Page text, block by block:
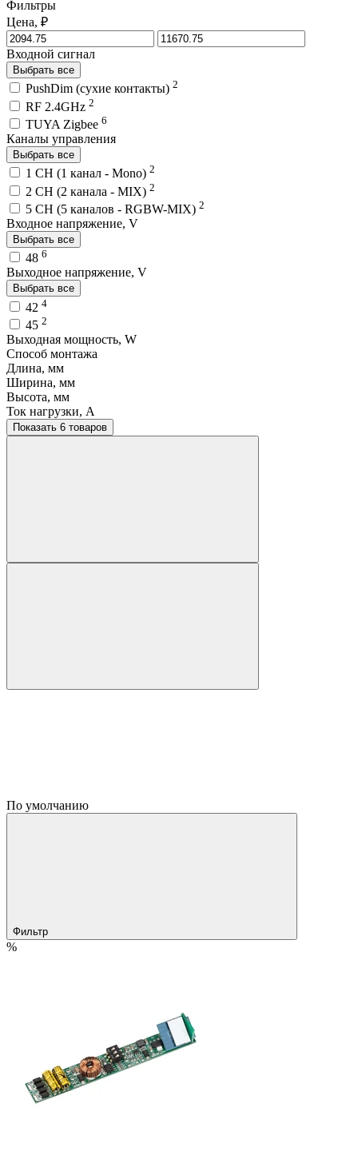
Фильтры
Цена, ₽
Входной сигнал
Выбрать все
PushDim (сухие контакты) 2
RF 2.4GHz 2
TUYA Zigbee 6
Каналы управления
Выбрать все
1 CH (1 канал - Mono) 2
2 CH (2 канала - MIX) 2
5 CH (5 каналов - RGBW-MIX) 2
Входное напряжение, V
Выбрать все
48 6
Выходное напряжение, V
Выбрать все
42 4
45 2
Выходная мощность, W
Способ монтажа
Длина, мм
Ширина, мм
Высота, мм
Ток нагрузки, A
Показать 6 товаров
По умолчанию
Фильтр
%